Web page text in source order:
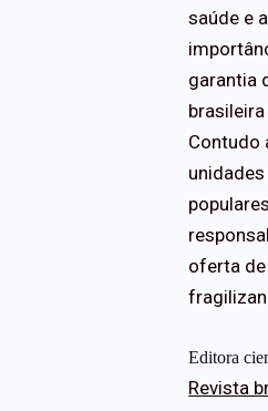
saúde e
garantia
Contudo
oferta
Editora
Revista